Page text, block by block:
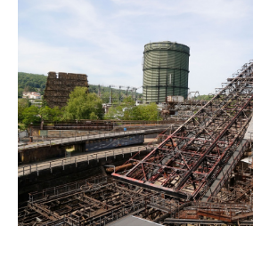
Der Erzschrägaufzug der
Copyright: Weltkulturerbe